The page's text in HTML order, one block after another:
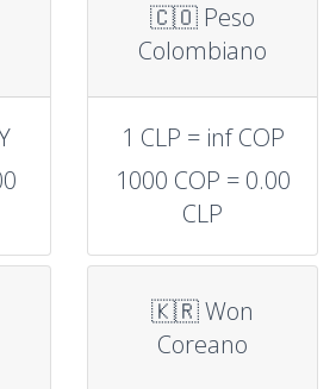
🇨🇴 Peso
Colombiano
1 CLP = inf COP
1000 COP = 0.00
CLP
🇰🇷 Won
Coreano